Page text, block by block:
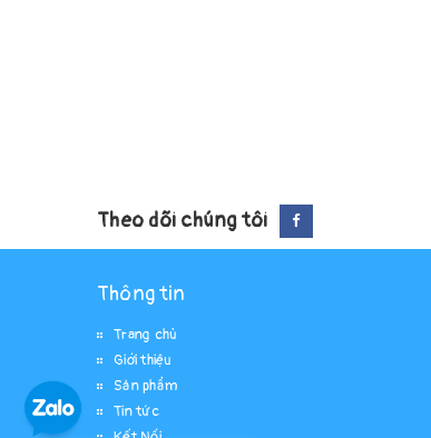
Theo dõi chúng tôi
Thông tin
Trang chủ
Giới thiệu
Sản phẩm
Tin tức